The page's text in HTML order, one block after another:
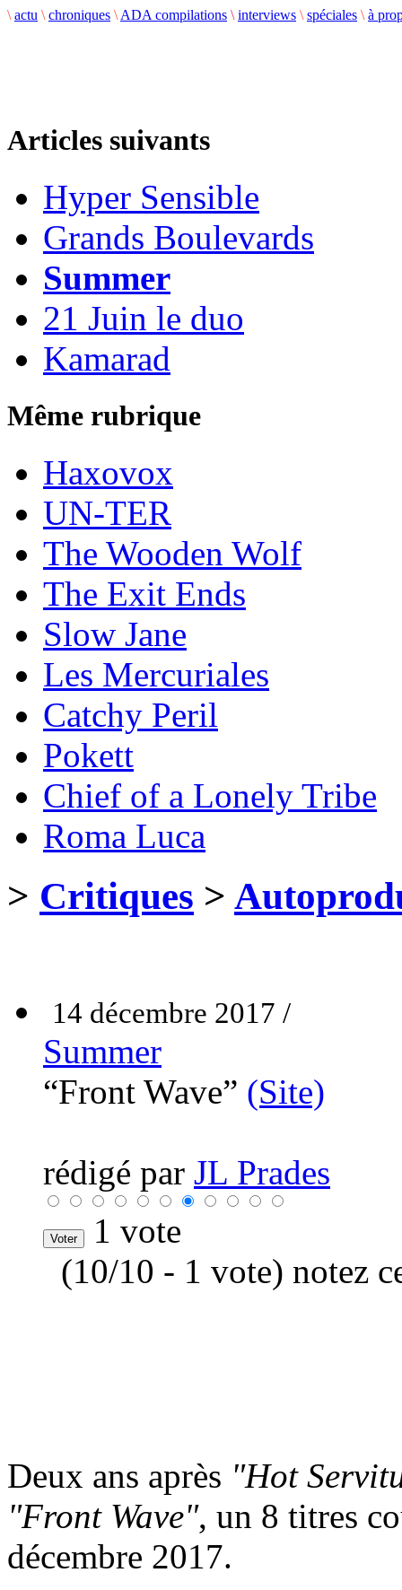
\ actu \ chroniques \ ADA compilations \ interviews \ spéciales \ à
Articles suivants
Hyper Sensible
Grands Boulevards
Summer
21 Juin le duo
Kamarad
Même rubrique
Haxovox
UN-TER
The Wooden Wolf
The Exit Ends
Slow Jane
Les Mercuriales
Catchy Peril
Pokett
Chief of a Lonely Tribe
Roma Luca
> Critiques >
14 décembre 2017 /
Summer
“Front Wave” (Site)
rédigé par JL Prades
1 vote
(10/10 - 1 vote) notez
Deux ans après "Hot
"Front Wave", un 8 titres
décembre 2017.